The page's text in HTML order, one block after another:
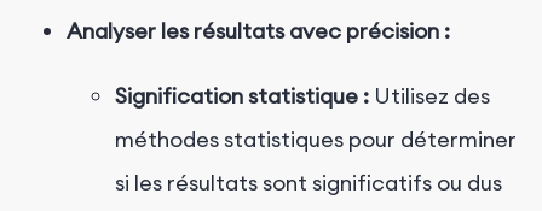
Analyser les résultats avec précision :
Signification statistique : Utilisez des
méthodes statistiques pour déterminer
si les résultats sont significatifs ou dus